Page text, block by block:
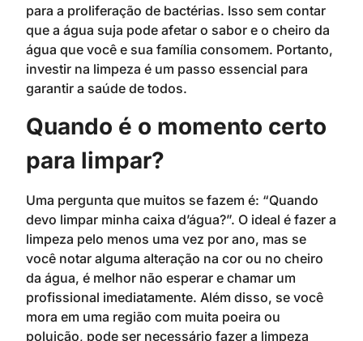
para a proliferação de bactérias. Isso sem contar
que a água suja pode afetar o sabor e o cheiro da
água que você e sua família consomem. Portanto,
investir na limpeza é um passo essencial para
garantir a saúde de todos.
Quando é o momento certo
para limpar?
Uma pergunta que muitos se fazem é: “Quando
devo limpar minha caixa d’água?”. O ideal é fazer a
limpeza pelo menos uma vez por ano, mas se
você notar alguma alteração na cor ou no cheiro
da água, é melhor não esperar e chamar um
profissional imediatamente. Além disso, se você
mora em uma região com muita poeira ou
poluição, pode ser necessário fazer a limpeza